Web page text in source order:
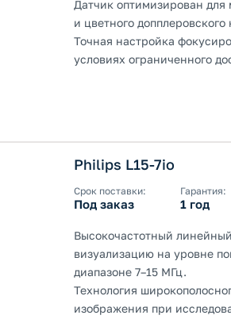
Датчик оптимизирован
и цветного
Точная настройка
условиях ограниченного
Philips L15-7io
Срок поставки:
Под заказ
Гарантия:
1 год
Высокочастотный
визуализацию на уровне
диапазоне 7–15 МГц.
Технология
изображения при